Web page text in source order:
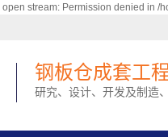
stream: Permission denied in
钢板仓成套工
研究、设计、开发及制造